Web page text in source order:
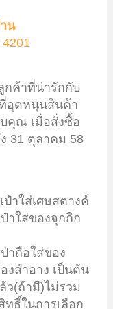
น
4201
กค้าที่น่ารักกับ
อุดหนุนสินค้า
คุณ เมื่อสั่งซื้อ
31 ตุลาคม 58
าใส่เศษสตางค์
าใส่ของจุกกิก
าถือใส่ของ
งสำอาง เป็นต้น
ว(ถ้ามี)ไม่รวม
ธิ์ในการเลือก